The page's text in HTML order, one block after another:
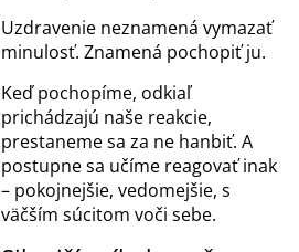
Uzdravenie neznamená vymazať
minulosť. Znamená pochopiť ju.
Keď pochopíme, odkiaľ
prichádzajú naše reakcie,
prestaneme sa za ne hanbiť. A
postupne sa učíme reagovať inak
– pokojnejšie, vedomejšie, s
väčším súcitom voči sebe.